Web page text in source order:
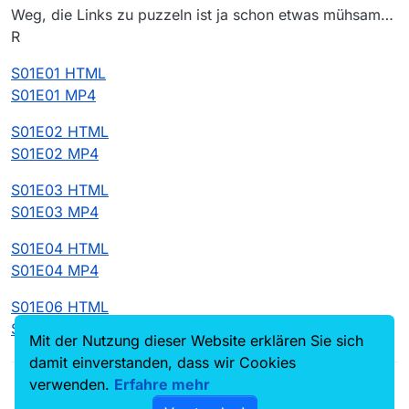
hast.
So geht das aber nur beim ZDF!
Jdownloader aufrufen kannst.
Weg, die Links zu puzzeln ist ja schon etwas mühsam…
R
S01E01 HTML
S01E01 MP4
S01E02 HTML
S01E02 MP4
S01E03 HTML
S01E03 MP4
S01E04 HTML
S01E04 MP4
S01E06 HTML
S01E06 MP4
Mit der Nutzung dieser Website erklären Sie sich
damit einverstanden, dass wir Cookies
verwenden. Erfahre mehr